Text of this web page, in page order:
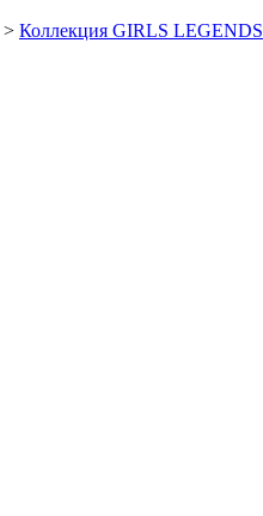
> Коллекция GIRLS LEGENDS